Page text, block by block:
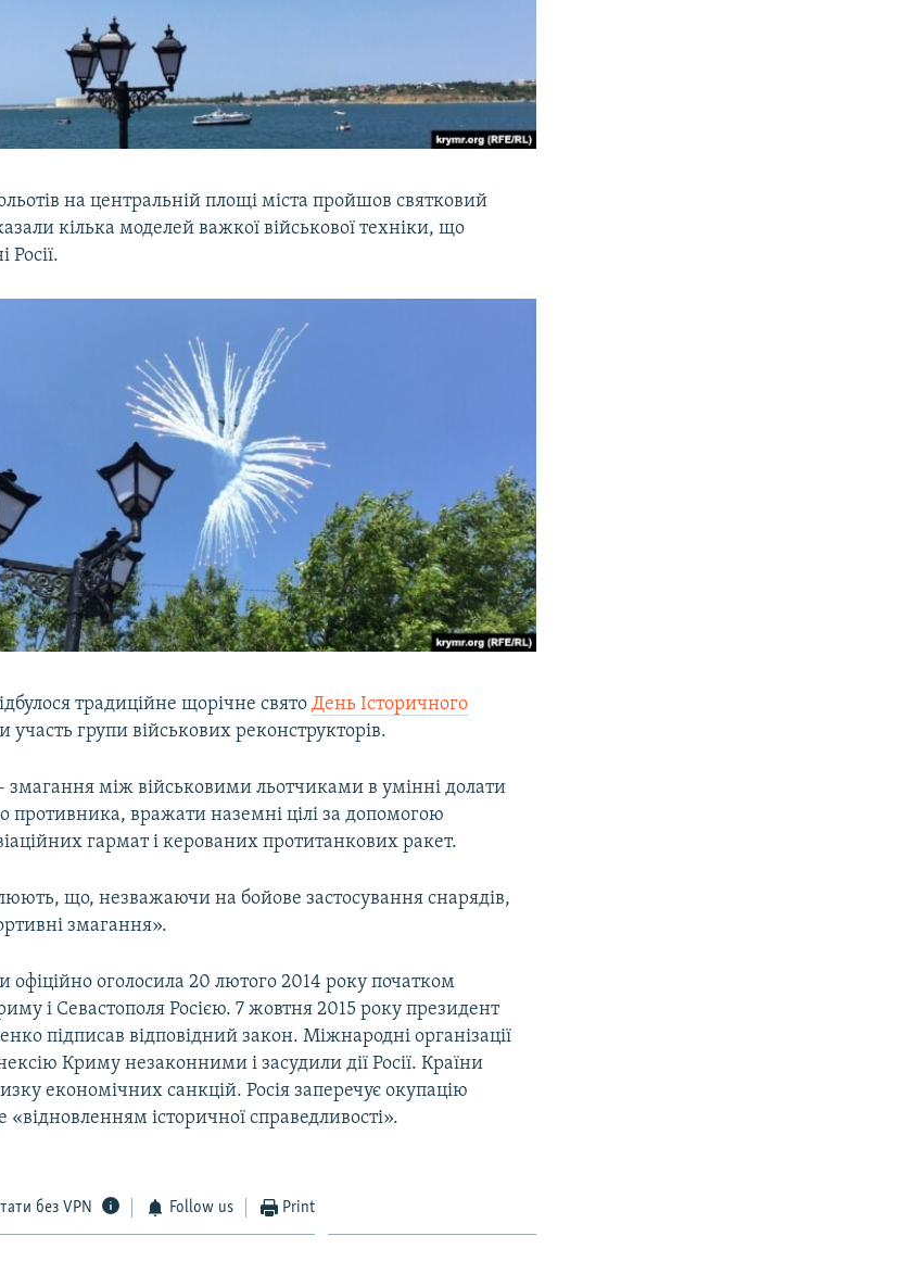
на центральній площі міста пройшов святковий
кілька моделей важкої військової техніки, що
Росії.
традиційне щорічне святоДень Історичного
участь групи військових реконструкторів.
змагання між військовими льотчиками в умінні долати
вражати наземні цілі за допомогою
гармат і керованих протитанкових ракет.
що, незважаючи на бойове застосування снарядів,
змагання».
офіційно оголосила 20 лютого 2014 року початком
і Севастополя Росією. 7 жовтня 2015 року президент
підписав відповідний закон. Міжнародні організації
Криму незаконними і засудили дії Росії. Країни
економічних санкцій. Росія заперечує окупацію
«відновленням історичної справедливості».
без VPN Follow us Print